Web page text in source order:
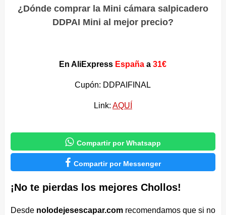
¿Dónde comprar la Mini cámara salpicadero
DDPAI Mini al mejor precio?
En AliExpress España a31€
Cupón: DDPAIFINAL
Link: AQUÍ
 Compartir por Whatsapp
 Compartir por Messenger
¡No te pierdas los mejores Chollos!
Desde nolodejesescapar.comrecomendamos que si no